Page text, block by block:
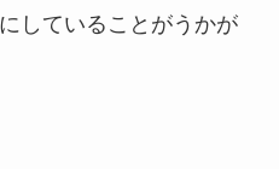
していることがうかが